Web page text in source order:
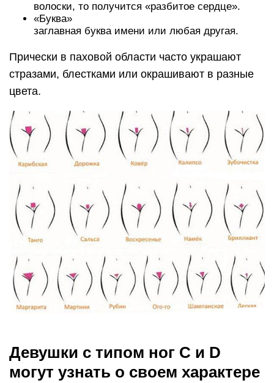
волоски, то получится «разбитое сердце».
«Буква»
заглавная буква имени или любая другая.
Прически в паховой области часто украшают
стразами, блестками или окрашивают в разные
цвета.
Девушки с типом ног С и D
могут узнать о своем характере